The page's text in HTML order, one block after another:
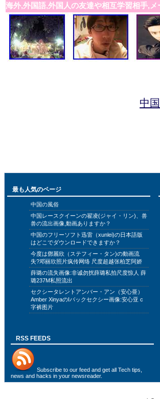
海外,外国語,外国人の友達や相互学習相手,
中
最も人気のページ
中国の風俗
中国レースクイーンの翟凌(ジャイ・リン)、兽
兽の流出画像,動画ありますか？
中国のフリーソフト迅雷（xunlei)の日本語版
はどこでダウンロードできますか？
今度は鄧麗欣（ステフィー・タン)の動画流
失?邓丽欣照片疯传网络 尺度超越张柏芝阿娇
薛璐の流失画像:非诚勿扰薛璐私拍尺度惊人 薛
璐237M私照流出
セクシータレントアンバー・アン（安心亜）
Amber XinyaのIバックセクシー画像:安心亚 c
字裤图片
RSS FEEDS
Subscribe to our feed and get all Tech tips,
news and hacks in your newsreader.